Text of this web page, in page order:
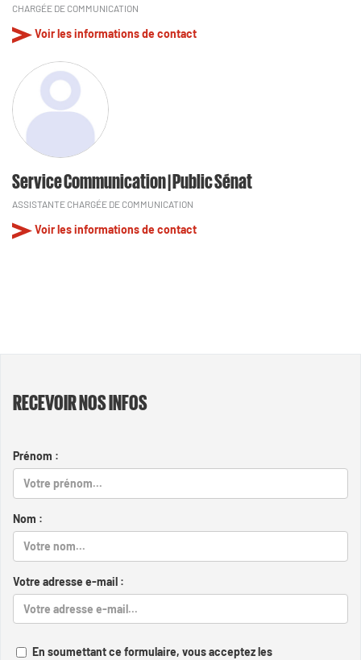
CHARGÉE DE COMMUNICATION
Voir les informations de contact
Service Communication | Public Sénat
ASSISTANTE CHARGÉE DE COMMUNICATION
Voir les informations de contact
RECEVOIR NOS INFOS
Prénom :
Nom :
Votre adresse e-mail :
En soumettant ce formulaire, vous acceptez les